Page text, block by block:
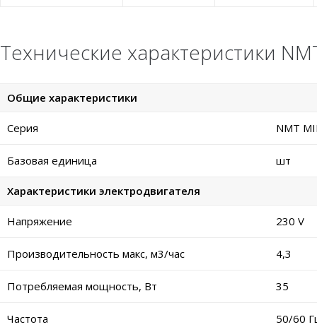
Технические характеристики
Общие характеристики
Серия NMT
Базовая единица шт
Характеристики электродвигателя
Напряжение 230 V
Производительность макс, м3/час 4,3
Потребляемая мощность, Вт 35
Частота 50/60